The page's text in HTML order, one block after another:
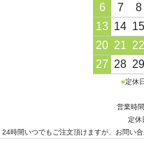
6
7 8
13 14 15
20 21 22
27 28 29
■定休
営業時
定休
24時間いつでもご注文頂けますが、お問い